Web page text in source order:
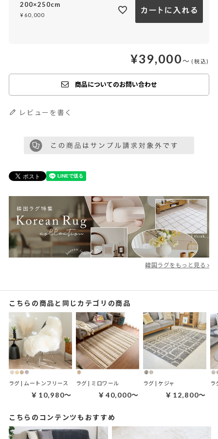
200×250cm
¥ 60,000
¥39,000〜
商品についてのお問い合わせ
レビューを書く
韓国ラグをもっと見る
こちらの商品と同じカテゴリの商品
ラグ | ムートンフリース
￥10,980～
ラグ | ミロワール
￥40,000～
ラグ | ケジャ
￥12,800～
ラ
こちらのコンテンツもおすすめ